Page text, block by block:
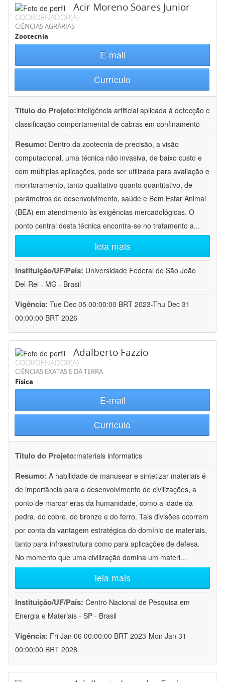
Acir Moreno Soares Junior
COORDENADOR(A)
CIÊNCIAS AGRÁRIAS
Zootecnia
E-mail
Currículo
Título do Projeto:inteligência artificial aplicada à detecção e
classificação comportamental de cabras em confinamento
Resumo: Dentro da zootecnia de precisão, a visão
computacional, uma técnica não invasiva, de baixo custo e
com múltiplas aplicações, pode ser utilizada para avaliação e
monitoramento, tanto qualitativo quanto quantitativo, de
parâmetros de desenvolvimento, saúde e Bem Estar Animal
(BEA) em atendimento às exigências mercadológicas. O
ponto central desta técnica encontra-se no tratamento a...
leia mais
Instituição/UF/País: Universidade Federal de São João
Del-Rei - MG - Brasil
Vigência: Tue Dec 05 00:00:00 BRT 2023-Thu Dec 31
00:00:00 BRT 2026
Adalberto Fazzio
COORDENADOR(A)
CIÊNCIAS EXATAS E DA TERRA
Física
E-mail
Currículo
Título do Projeto:materials informatics
Resumo: A habilidade de manusear e sintetizar materiais é
de importância para o desenvolvimento de civilizações, a
ponto de marcar eras da humanidade, como a idade da
pedra, do cobre, do bronze e do ferro. Tais divisões ocorrem
por conta da vantagem estratégica do domínio de materiais,
tanto para infraestrutura como para aplicações de defesa.
No momento que uma civilização domina um materi...
leia mais
Instituição/UF/País: Centro Nacional de Pesquisa em
Energia e Materiais - SP - Brasil
Vigência: Fri Jan 06 00:00:00 BRT 2023-Mon Jan 31
00:00:00 BRT 2028